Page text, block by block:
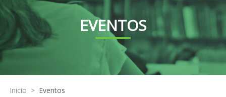
EVENTOS
Inicio > Eventos